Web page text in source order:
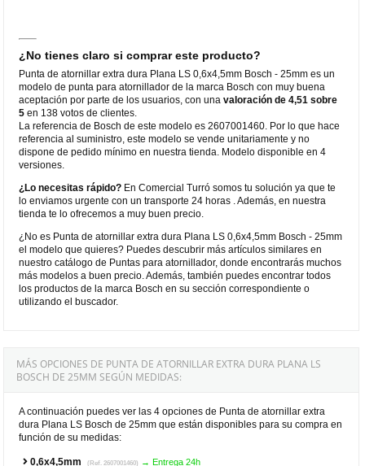
¿No tienes claro si comprar este producto?
Punta de atornillar extra dura Plana LS 0,6x4,5mm Bosch - 25mm es un
modelo de punta para atornillador de la marca Bosch con muy buena
aceptación por parte de los usuarios, con unavaloración de 4,51 sobre
5 en 138 votos de clientes.
La referencia de Bosch de este modelo es 2607001460. Por lo que hace
referencia al suministro, este modelo se vende unitariamente y no
dispone de pedido mínimo en nuestra tienda. Modelo disponible en 4
versiones.
¿Lo necesitas rápido? En Comercial Turró somos tu solución ya que te
lo enviamos urgente con un transporte 24 horas . Además, en nuestra
tienda te lo ofrecemos a muy buen precio.
¿No es Punta de atornillar extra dura Plana LS 0,6x4,5mm Bosch - 25mm
el modelo que quieres? Puedes descubrir más artículos similares en
nuestro catálogo de Puntas para atornillador, donde encontrarás muchos
más modelos a buen precio. Además, también puedes encontrar todos
los productos de la marca Bosch en su sección correspondiente o
utilizando el buscador.
MÁS OPCIONES DE PUNTA DE ATORNILLAR EXTRA DURA PLANA LS
BOSCH DE 25MM SEGÚN MEDIDAS:
A continuación puedes ver las 4 opciones de Punta de atornillar extra
dura Plana LS Bosch de 25mm que están disponibles para su compra en
función de su medidas:
0,6x4,5mm (Ref. 2607001460) → Entrega 24h